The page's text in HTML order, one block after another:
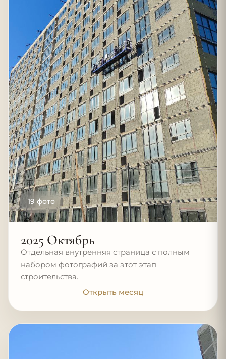
19 фото
2025 Октябрь
Отдельная внутренняя страница с полным
набором фотографий за этот этап
строительства.
Открыть месяц